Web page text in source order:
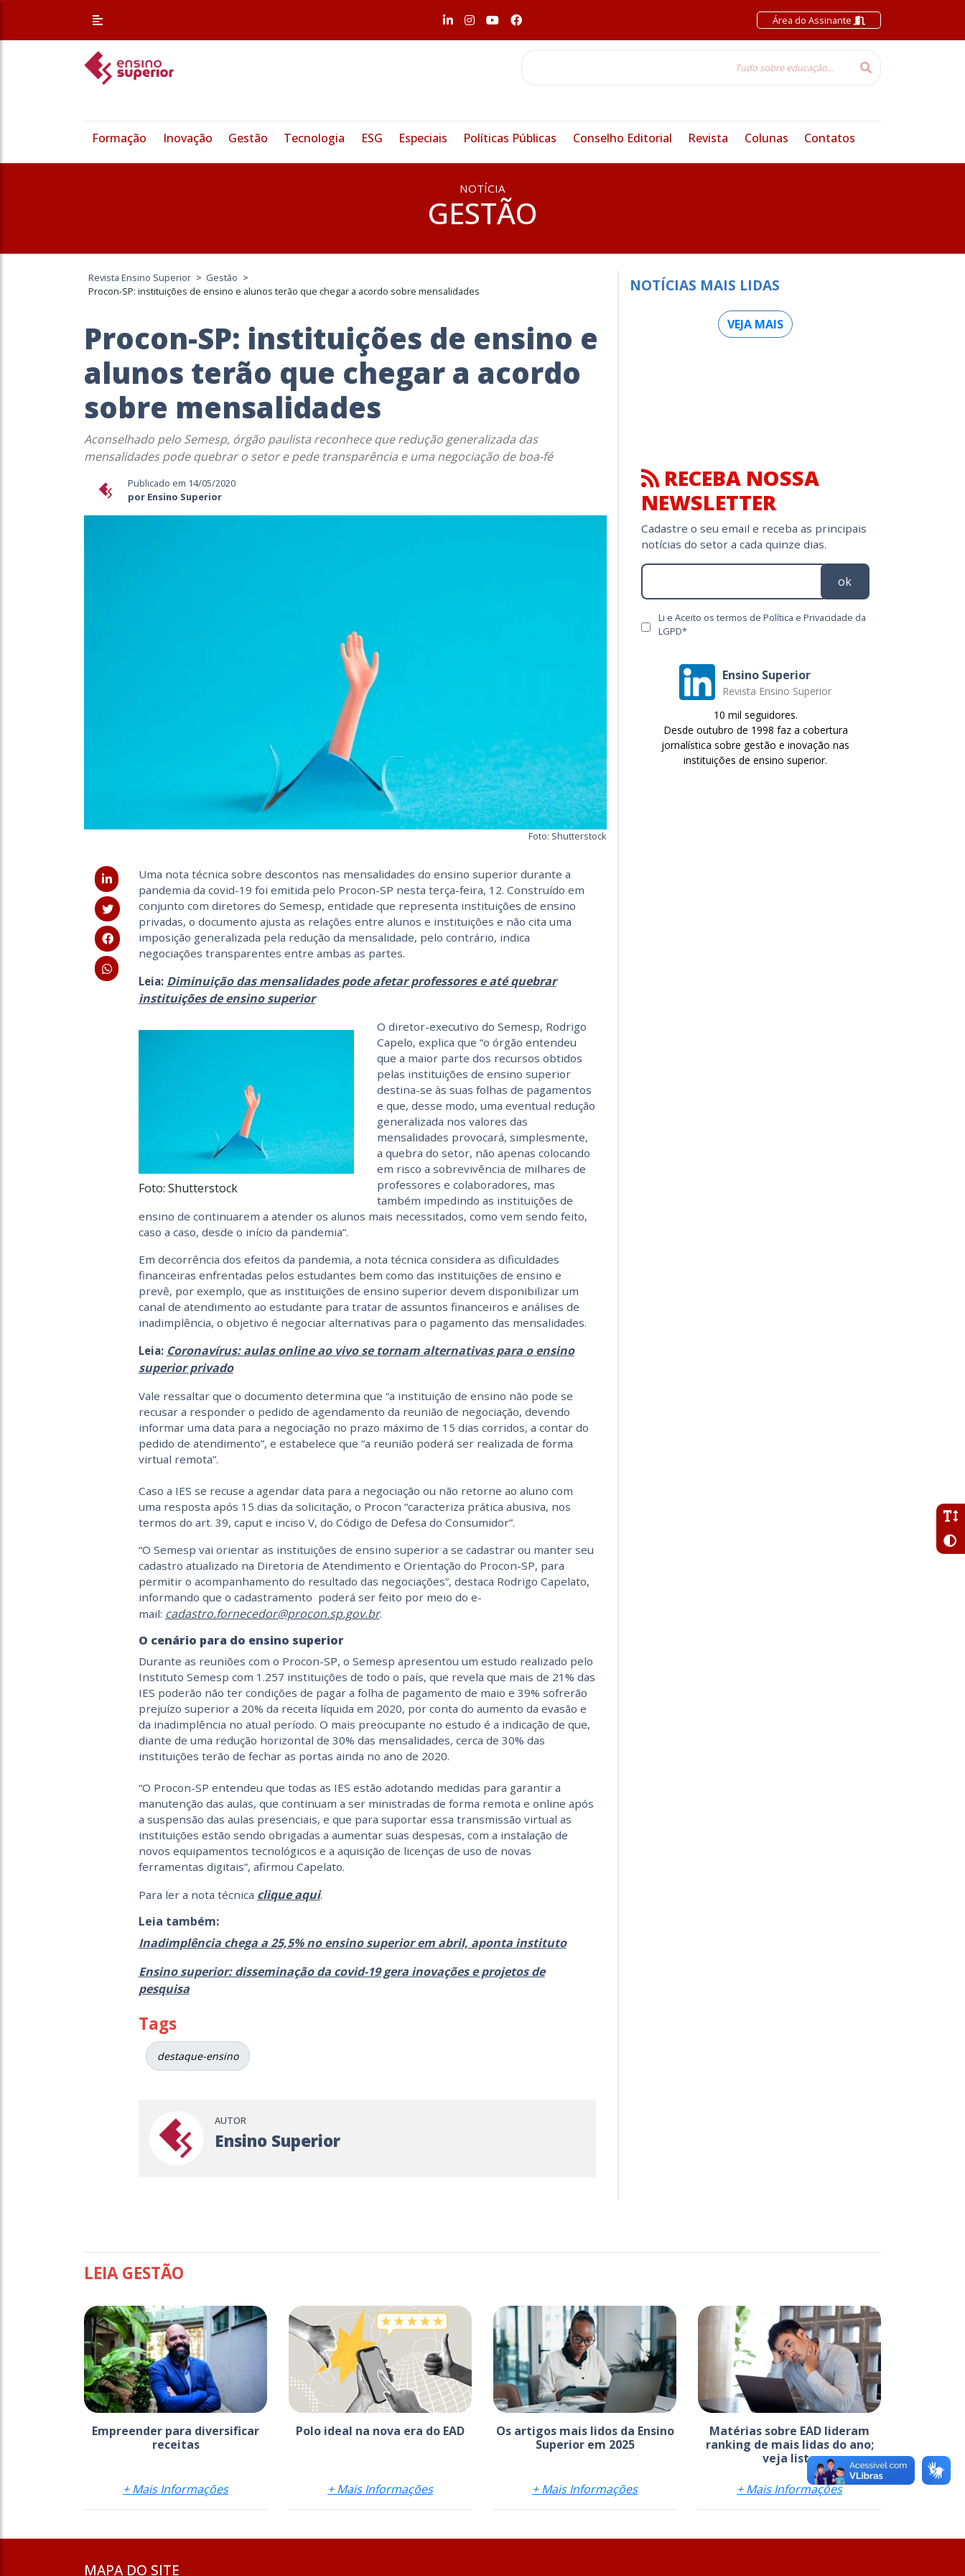
Área do Assinante
Formação Inovação Gestão Tecnologia ESG Especiais Políticas Públicas Conselho Editorial Revista Colunas Contatos
NOTÍCIA
GESTÃO
Revista Ensino Superior > Gestão >
Procon-SP: instituições de ensino e alunos terão que chegar a acordo sobre mensalidades
Procon-SP: instituições de ensino e
alunos terão que chegar a acordo
sobre mensalidades
Aconselhado pelo Semesp, órgão paulista reconhece que redução generalizada das
mensalidades pode quebrar o setor e pede transparência e uma negociação de boa-fé
Publicado em 14/05/2020
por Ensino Superior
Foto: Shutterstock
Uma nota técnica sobre descontos nas mensalidades do ensino superior durante a
pandemia da covid-19 foi emitida pelo Procon-SP nesta terça-feira, 12. Construído em
conjunto com diretores do Semesp, entidade que representa instituições de ensino
privadas, o documento ajusta as relações entre alunos e instituições e não cita uma
imposição generalizada pela redução da mensalidade, pelo contrário, indica
negociações transparentes entre ambas as partes.
Leia: Diminuição das mensalidades pode afetar professores e até quebrar
instituições de ensino superior
Foto: Shutterstock
O diretor-executivo do Semesp, Rodrigo
Capelo, explica que “o órgão entendeu
que a maior parte dos recursos obtidos
pelas instituições de ensino superior
destina-se às suas folhas de pagamentos
e que, desse modo, uma eventual redução
generalizada nos valores das
mensalidades provocará, simplesmente,
a quebra do setor, não apenas colocando
em risco a sobrevivência de milhares de
professores e colaboradores, mas
também impedindo as instituições de
ensino de continuarem a atender os alunos mais necessitados, como vem sendo feito,
caso a caso, desde o início da pandemia”.
Em decorrência dos efeitos da pandemia, a nota técnica considera as dificuldades
financeiras enfrentadas pelos estudantes bem como das instituições de ensino e
prevê, por exemplo, que as instituições de ensino superior devem disponibilizar um
canal de atendimento ao estudante para tratar de assuntos financeiros e análises de
inadimplência, o objetivo é negociar alternativas para o pagamento das mensalidades.
Leia: Coronavírus: aulas online ao vivo se tornam alternativas para o ensino
superior privado
Vale ressaltar que o documento determina que “a instituição de ensino não pode se
recusar a responder o pedido de agendamento da reunião de negociação, devendo
informar uma data para a negociação no prazo máximo de 15 dias corridos, a contar do
pedido de atendimento”, e estabelece que “a reunião poderá ser realizada de forma
virtual remota”.
Caso a IES se recuse a agendar data para a negociação ou não retorne ao aluno com
uma resposta após 15 dias da solicitação, o Procon “caracteriza prática abusiva, nos
termos do art. 39, caput e inciso V, do Código de Defesa do Consumidor”.
“O Semesp vai orientar as instituições de ensino superior a se cadastrar ou manter seu
cadastro atualizado na Diretoria de Atendimento e Orientação do Procon-SP, para
permitir o acompanhamento do resultado das negociações”, destaca Rodrigo Capelato,
informando que o cadastramento poderá ser feito por meio do e-
mail: cadastro.fornecedor@procon.sp.gov.br.
O cenário para do ensino superior
Durante as reuniões com o Procon-SP, o Semesp apresentou um estudo realizado pelo
Instituto Semesp com 1.257 instituições de todo o país, que revela que mais de 21% das
IES poderão não ter condições de pagar a folha de pagamento de maio e 39% sofrerão
prejuízo superior a 20% da receita líquida em 2020, por conta do aumento da evasão e
da inadimplência no atual período. O mais preocupante no estudo é a indicação de que,
diante de uma redução horizontal de 30% das mensalidades, cerca de 30% das
instituições terão de fechar as portas ainda no ano de 2020.
“O Procon-SP entendeu que todas as IES estão adotando medidas para garantir a
manutenção das aulas, que continuam a ser ministradas de forma remota e online após
a suspensão das aulas presenciais, e que para suportar essa transmissão virtual as
instituições estão sendo obrigadas a aumentar suas despesas, com a instalação de
novos equipamentos tecnológicos e a aquisição de licenças de uso de novas
ferramentas digitais”, afirmou Capelato.
Para ler a nota técnica clique aqui.
Leia também:
Inadimplência chega a 25,5% no ensino superior em abril, aponta instituto
Ensino superior: disseminação da covid-19 gera inovações e projetos de
pesquisa
Tags
destaque-ensino
AUTOR
Ensino Superior
NOTÍCIAS MAIS LIDAS
VEJA MAIS
RECEBA NOSSA
NEWSLETTER
Cadastre o seu email e receba as principais
notícias do setor a cada quinze dias.
ok
Li e Aceito os termos de Política e Privacidade da
LGPD*
Ensino Superior
Revista Ensino Superior
10 mil seguidores.
Desde outubro de 1998 faz a cobertura
jornalística sobre gestão e inovação nas
instituições de ensino superior.
LEIA GESTÃO
Empreender para diversificar
receitas
+ Mais Informações
Polo ideal na nova era do EAD
+ Mais Informações
Os artigos mais lidos da Ensino
Superior em 2025
+ Mais Informações
Matérias sobre EAD lideram
ranking de mais lidas do ano;
veja lista
+ Mais Informações
MAPA DO SITE